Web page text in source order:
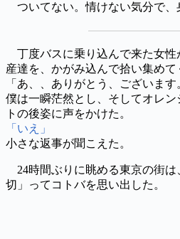
ついてない。情けない気分で、
丁度バスに乗り込んで来た女
産達を、かがみ込んで拾い集めて
「あ、、ありがとう、ございます
僕は一瞬茫然とし、そしてオレ
トの後姿に声をかけた。
「いえ」
小さな返事が聞こえた。
24時間ぶりに眺める東京の街
切」ってコトバを思い出した。